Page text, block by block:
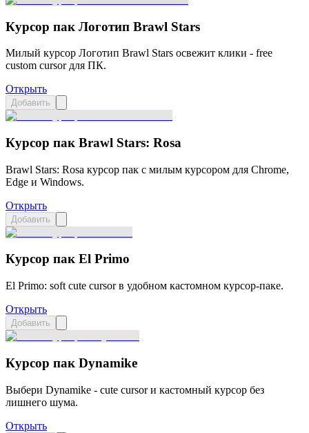
Курсор пак Логотип Brawl Stars
Милый курсор Логотип Brawl Stars освежит клики - free
custom cursor для ПК.
Открыть
Добавить
Курсор пак Brawl Stars: Rosa
Brawl Stars: Rosa курсор пак с милым курсором для Chrome,
Edge и Windows.
Открыть
Добавить
Курсор пак El Primo
El Primo: soft cute cursor в удобном кастомном курсор-паке.
Открыть
Добавить
Курсор пак Dynamike
Выбери Dynamike - cute cursor и кастомный курсор без
лишнего шума.
Открыть